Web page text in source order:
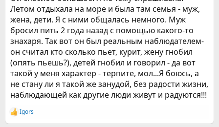
Летом отдыхала на море и была там семья - муж,
жена, дети. Я с ними общалась немного. Муж
бросил пить 2 года назад с помощью какого-то
знахаря. Так вот он был реальным наблюдателем-
он считал кто сколько пьет, курит, жену гнобил
(опять пьешь?), детей гнобил и говорил - да вот
такой у меня характер - терпите, мол...Я боюсь, а
не стану ли я такой же занудой, без радости жизни,
наблюдающей как другие люди живут и радуются!!!
Р
е
Igors